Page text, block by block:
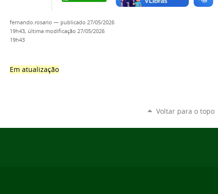
fernando.rosario — publicado 27/05/2026
19h43, última modificação 27/05/2026
19h43
Em atualização
Voltar para o topo